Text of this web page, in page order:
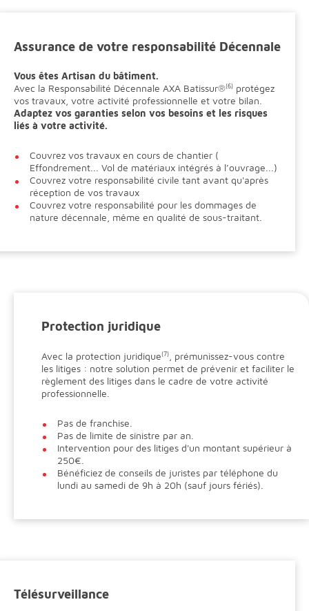
Assurance de votre responsabilité Décennale
Vous êtes Artisan du bâtiment.
Avec la Responsabilité Décennale AXA Batissur®(6) protégez
vos travaux, votre activité professionnelle et votre bilan.
Adaptez vos garanties selon vos besoins et les risques
liés à votre activité.
Couvrez vos travaux en cours de chantier (
Effondrement... Vol de matériaux intégrés à l’ouvrage...)
Couvrez votre responsabilité civile tant avant qu'après
réception de vos travaux
Couvrez votre responsabilité pour les dommages de
nature décennale, même en qualité de sous-traitant.
Protection juridique
Avec la protection juridique(7)
, prémunissez-vous contre
les litiges : notre solution permet de prévenir et faciliter le
règlement des litiges dans le cadre de votre activité
professionnelle.
Pas de franchise.
Pas de limite de sinistre par an.
Intervention pour des litiges d'un montant supérieur à
250€.
Bénéficiez de conseils de juristes par téléphone du
lundi au samedi de 9h à 20h (sauf jours fériés).
Télésurveillance